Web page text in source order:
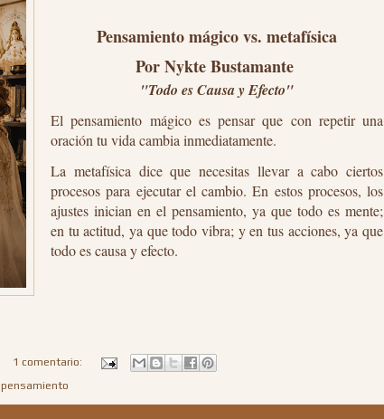
Pensamiento mágico vs. metafísica
Por Nykte Bustamante
"Todo es Causa y Efecto"
El pensamiento mágico es pensar que con repetir una
oración tu vida cambia inmediatamente.
La metafísica dice que necesitas llevar a cabo ciertos
procesos para ejecutar el cambio. En estos procesos, los
ajustes inician en el pensamiento, ya que todo es mente;
en tu actitud, ya que todo vibra; y en tus acciones, ya que
todo es causa y efecto.
1 comentario:
pensamiento